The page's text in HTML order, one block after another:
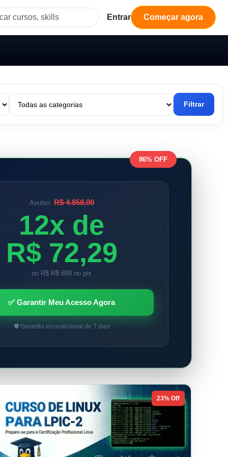
Entrar Começar agora
Filtrar
86% OFF
Avulso:R$ 4.858,00
12x de
R$ 72,29
ou R$ R$ 699 no pix
✅ Garantir Meu Acesso Agora
🛡️ Garantia incondicional de 7 dias
23% Off